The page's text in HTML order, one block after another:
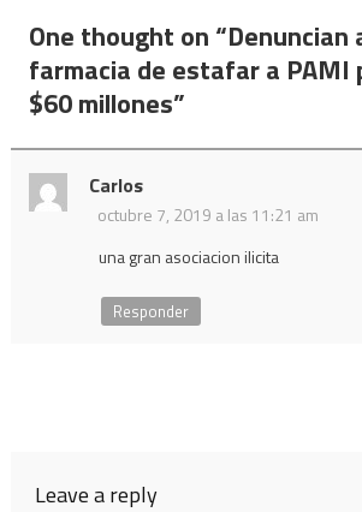
de
entradas
One thought on “Denuncian
farmacia de estafar a PAMI
$60 millones”
Carlos
octubre 7, 2019 a las 11:21 am
una gran asociacion ilicita
Responder
Leave a reply